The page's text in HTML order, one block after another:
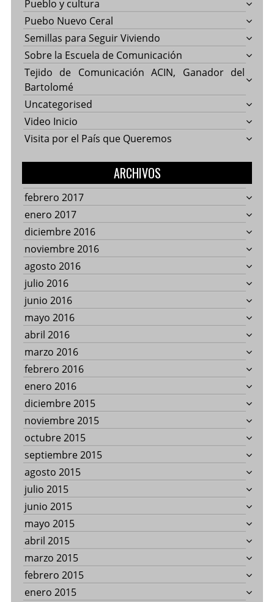
Pueblo y cultura
Puebo Nuevo Ceral
Semillas para Seguir Viviendo
Sobre la Escuela de Comunicación
Tejido de Comunicación ACIN, Ganador del
Bartolomé
Uncategorised
Video Inicio
Visita por el País que Queremos
ARCHIVOS
febrero 2017
enero 2017
diciembre 2016
noviembre 2016
agosto 2016
julio 2016
junio 2016
mayo 2016
abril 2016
marzo 2016
febrero 2016
enero 2016
diciembre 2015
noviembre 2015
octubre 2015
septiembre 2015
agosto 2015
julio 2015
junio 2015
mayo 2015
abril 2015
marzo 2015
febrero 2015
enero 2015